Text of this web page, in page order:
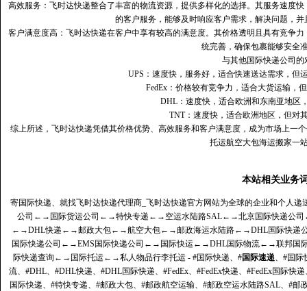
高效服务：飞时达快递整合了丰富的物流资源，提供多样化的选择。其服务速度
的客户服务，能够及时响应客户需求，解决问题，
客户满意度高‌：飞时达快递在客户中享有较高的满意度。其价格透明且具有竞争
统完善，确保包裹能够安全
与其他国际快递公司的
UPS：速度快，服务好，适合快速送达需求，但
FedEx：价格较有竞争力，适合大货运输，
DHL：速度快，适合欧洲和东南亚地区
TNT：速度快，适合欧洲地区，但对
综上所述，飞时达快递凭借其价格优势、高效服务和客户满意度，成为市场上一
托运航空大包海运搬家一
本站相关业务
寄国际快递、就找飞时达快递代理商_飞时达快递官方网站为全球的企业和个人递
公司 ←→ 国际货运公司 ←→特快专递 ←→ 空运水陆路SAL←→北京国际快递公司
←→DHL快递 ←→邮政大包←→航空大包←→邮政海运水陆路←→DHL国际快递
国际快递公司 ←→EMS国际快递公司 ←→ 国际快运←→DHL国际物流←→联邦国
际快递查询 ←→ 国际托运←→私人物品行李托运 - #国际快递、#国际速递、#国际
流、#DHL、#DHL快递、#DHL国际快递、#FedEx、#FedEx快递、#FedEx国际快
国际快递、#特快专递、#邮政大包、#邮政航空运输、#邮政空运水陆路SAL、#